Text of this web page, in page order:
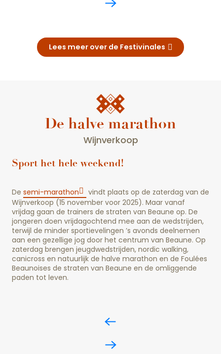
Lees meer over de Festivinales
De halve marathon
Wijnverkoop
Sport het hele weekend!
De semi-marathon
vindt plaats op de zaterdag van de
Wijnverkoop (15 november voor 2025). Maar vanaf
vrijdag gaan de trainers de straten van Beaune op. De
jongeren doen vrijdagochtend mee aan de wedstrijden,
terwijl de minder sportievelingen ’s avonds deelnemen
aan een gezellige jog door het centrum van Beaune. Op
zaterdag brengen jeugdwedstrijden, nordic walking,
canicross en natuurlijk de halve marathon en de Foulées
Beaunoises de straten van Beaune en de omliggende
paden tot leven.